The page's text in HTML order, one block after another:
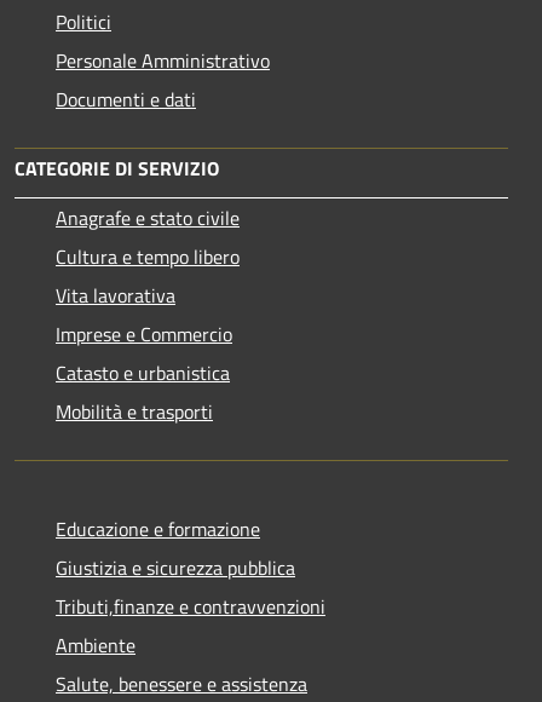
Politici
Personale Amministrativo
Documenti e dati
CATEGORIE DI SERVIZIO
Anagrafe e stato civile
Cultura e tempo libero
Vita lavorativa
Imprese e Commercio
Catasto e urbanistica
Mobilità e trasporti
Educazione e formazione
Giustizia e sicurezza pubblica
Tributi,finanze e contravvenzioni
Ambiente
Salute, benessere e assistenza